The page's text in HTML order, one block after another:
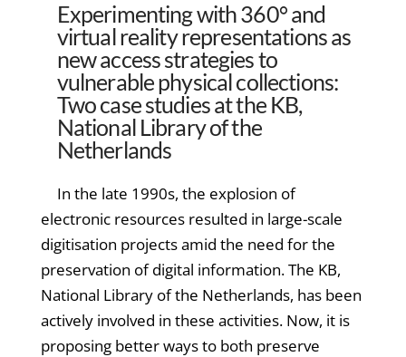
Experimenting with 360° and
virtual reality representations as
new access strategies to
vulnerable physical collections:
Two case studies at the KB,
National Library of the
Netherlands
In the late 1990s, the explosion of
electronic resources resulted in large-scale
digitisation projects amid the need for the
preservation of digital information. The KB,
National Library of the Netherlands, has been
actively involved in these activities. Now, it is
proposing better ways to both preserve